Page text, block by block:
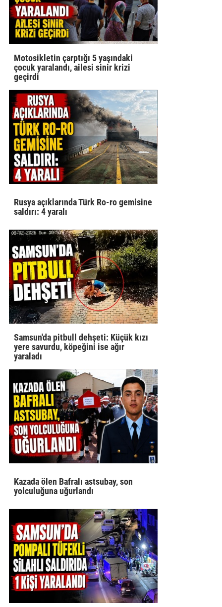
Motosikletin çarptığı 5 yaşındaki
çocuk yaralandı, ailesi sinir krizi
geçirdi
Rusya açıklarında Türk Ro-ro gemisine
saldırı: 4 yaralı
Samsun'da pitbull dehşeti: Küçük kızı
yere savurdu, köpeğini ise ağır
yaraladı
Kazada ölen Bafralı astsubay, son
yolculuğuna uğurlandı